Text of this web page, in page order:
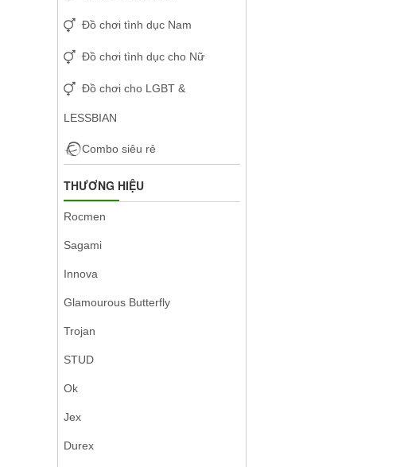
Đồ chơi tình dục Nam
Đồ chơi tình dục cho Nữ
Đồ chơi cho LGBT &
LESSBIAN
Combo siêu rẻ
THƯƠNG HIỆU
Rocmen
Sagami
Innova
Glamourous Butterfly
Trojan
STUD
Ok
Jex
Durex